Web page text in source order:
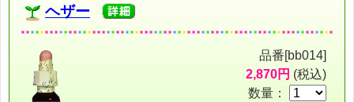
ヘザー
品番[bb014]
2,870円 (税込)
数量：